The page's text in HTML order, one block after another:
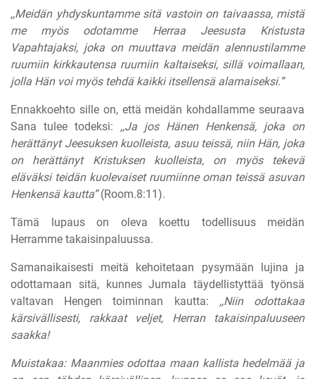
,,Meidän yhdyskuntamme sitä vastoin on taivaassa, mistä
me myös odotamme Herraa Jeesusta Kristusta
Vapahtajaksi, joka on muuttava meidän alennustilamme
ruumiin kirkkautensa ruumiin kaltaiseksi, sillä voimallaan,
jolla Hän voi myös tehdä kaikki itsellensä alamaiseksi.”
Ennakkoehto sille on, että meidän kohdallamme seuraava
Sana tulee todeksi: ,,Ja jos Hänen Henkensä, joka on
herättänyt Jeesuksen kuolleista, asuu teissä, niin Hän, joka
on herättänyt Kristuksen kuolleista, on myös tekevä
eläväksi teidän kuolevaiset ruumiinne oman teissä asuvan
Henkensä kautta”(Room.8:11).
Tämä lupaus on oleva koettu todellisuus meidän
Herramme takaisinpaluussa.
Samanaikaisesti meitä kehoitetaan pysymään lujina ja
odottamaan sitä, kunnes Jumala täydellistyttää työnsä
valtavan Hengen toiminnan kautta: ,,Niin odottakaa
kärsivällisesti, rakkaat veljet, Herran takaisinpaluuseen
saakka!
Muistakaa: Maanmies odottaa maan kallista hedelmää ja